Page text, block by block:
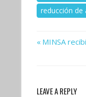
reducción de
entradas
Previous
MINSA
LEAVE A REPLY